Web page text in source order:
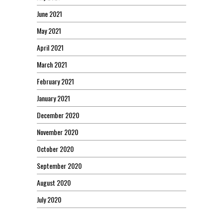
June 2021
May 2021
April 2021
March 2021
February 2021
January 2021
December 2020
November 2020
October 2020
September 2020
August 2020
July 2020